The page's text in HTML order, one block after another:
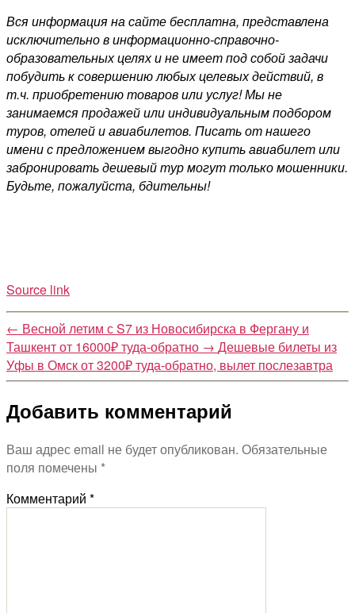
Вся информация на сайте бесплатна, представлена
исключительно в информационно-справочно-
образовательных целях и не имеет под собой задачи
побудить к совершению любых целевых действий, в
т.ч. приобретению товаров или услуг! Мы не
занимаемся продажей или индивидуальным подбором
туров, отелей и авиабилетов. Писать от нашего
имени с предложением выгодно купить авиабилет или
забронировать дешевый тур могут только мошенники.
Будьте, пожалуйста, бдительны!
Source link
← Весной летим с S7 из Новосибирска в Фергану и
Ташкент от 16000₽ туда-обратно → Дешевые билеты из
Уфы в Омск от 3200₽ туда-обратно, вылет послезавтра
Добавить комментарий
Ваш адрес email не будет опубликован. Обязательные
поля помечены *
Комментарий *